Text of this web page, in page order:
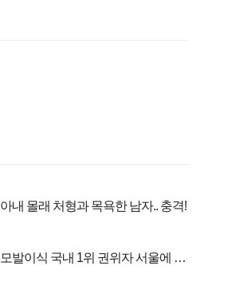
아내 몰래 처형과 목욕한 남자.. 충격!
모발이식 국내 1위 권위자 서울에 있